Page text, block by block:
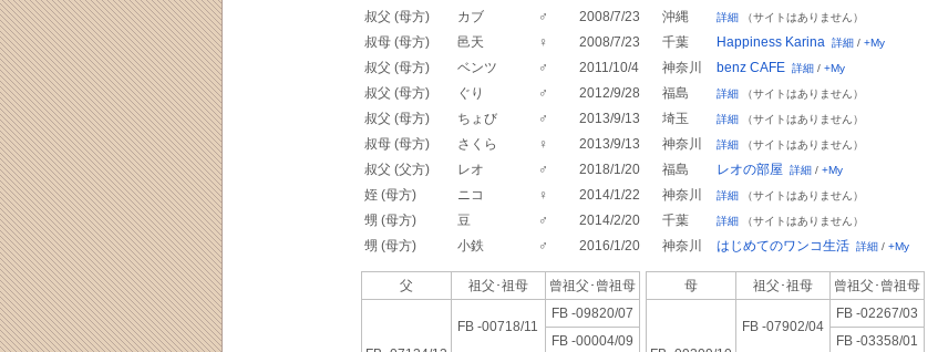
叔父 (母方) カブ ♂ 2008/7/23 沖縄 詳細（サイトはありません）
叔母 (母方) 邑天 ♀ 2008/7/23 千葉 Happiness Karina 詳細/ +My
叔父 (母方) ベンツ ♂ 2011/10/4 神奈川 benz CAFE 詳細/ +My
叔父 (母方) ぐり ♂ 2012/9/28 福島 詳細（サイトはありません）
叔父 (母方) ちょび ♂ 2013/9/13 埼玉 詳細（サイトはありません）
叔母 (母方) さくら ♀ 2013/9/13 神奈川 詳細（サイトはありません）
叔父 (父方) レオ ♂ 2018/1/20 福島 レオの部屋 詳細/ +My
姪 (母方) ニコ ♀ 2014/1/22 神奈川 詳細（サイトはありません）
甥 (母方) 豆 ♂ 2014/2/20 千葉 詳細（サイトはありません）
甥 (母方) 小鉄 ♂ 2016/1/20 神奈川 はじめてのワンコ生活 詳細/ +My
父 祖父･祖母 曾祖父･ 曾祖母
FB -00718/11
FB -09820/07
FB -00004/09
母 祖父･祖母 曾祖父･ 曾祖母
FB -07902/04
FB -02267/03
FB -03358/01